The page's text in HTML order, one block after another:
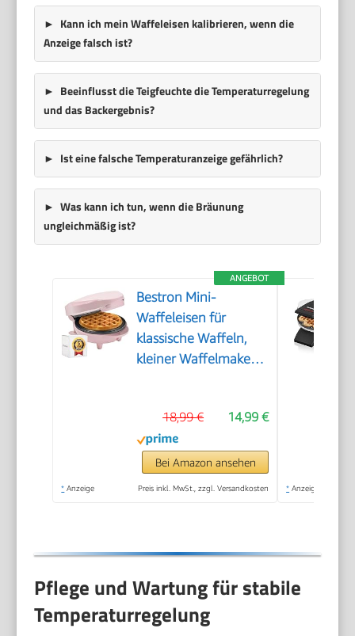
Kann ich mein Waffeleisen kalibrieren, wenn die
Anzeige falsch ist?
Beeinflusst die Teigfeuchte die Temperaturregelung
und das Backergebnis?
Ist eine falsche Temperaturanzeige gefährlich?
Was kann ich tun, wenn die Bräunung
ungleichmäßig ist?
ANGEBOT
Bestron Mini-
Waffeleisen für
klassische Waffeln,
kleiner Waffelmaker
Kindergeburtstage,
Familienfeiern,
Ostern oder
14,99 €
18,99 €
Bei Amazon ansehen
* Anzeige Preis inkl. MwSt., zzgl. Versandkosten * Anzeige
Pflege und Wartung für stabile
Temperaturregelung